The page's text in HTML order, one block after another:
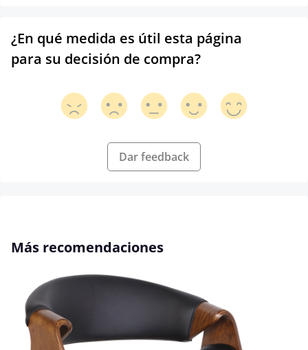
¿En qué medida es útil esta página
para su decisión de compra?
Dar feedback
Omitir la galería de productos
Más recomendaciones